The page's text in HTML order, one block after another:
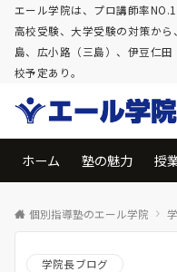
エール学院は、プロ講師率
高校受験、大学受験の対策か
島、広小路（三島）、伊豆仁
校予定あり。
ホーム 塾の魅力 授
個別指導塾のエール学院
学院長ブログ